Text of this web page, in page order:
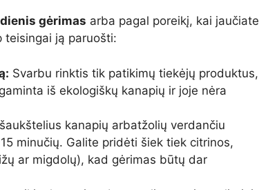
gėrimas arba pagal poreikį, kai jaučiate
teisingai ją paruošti:
Svarbu rinktis tik patikimų tiekėjų produktus,
iš ekologiškų kanapių ir joje nėra
kanapių arbatžolių verdančiu
minučių. Galite pridėti šiek tiek citrinos,
ar migdolų), kad gėrimas būtų dar